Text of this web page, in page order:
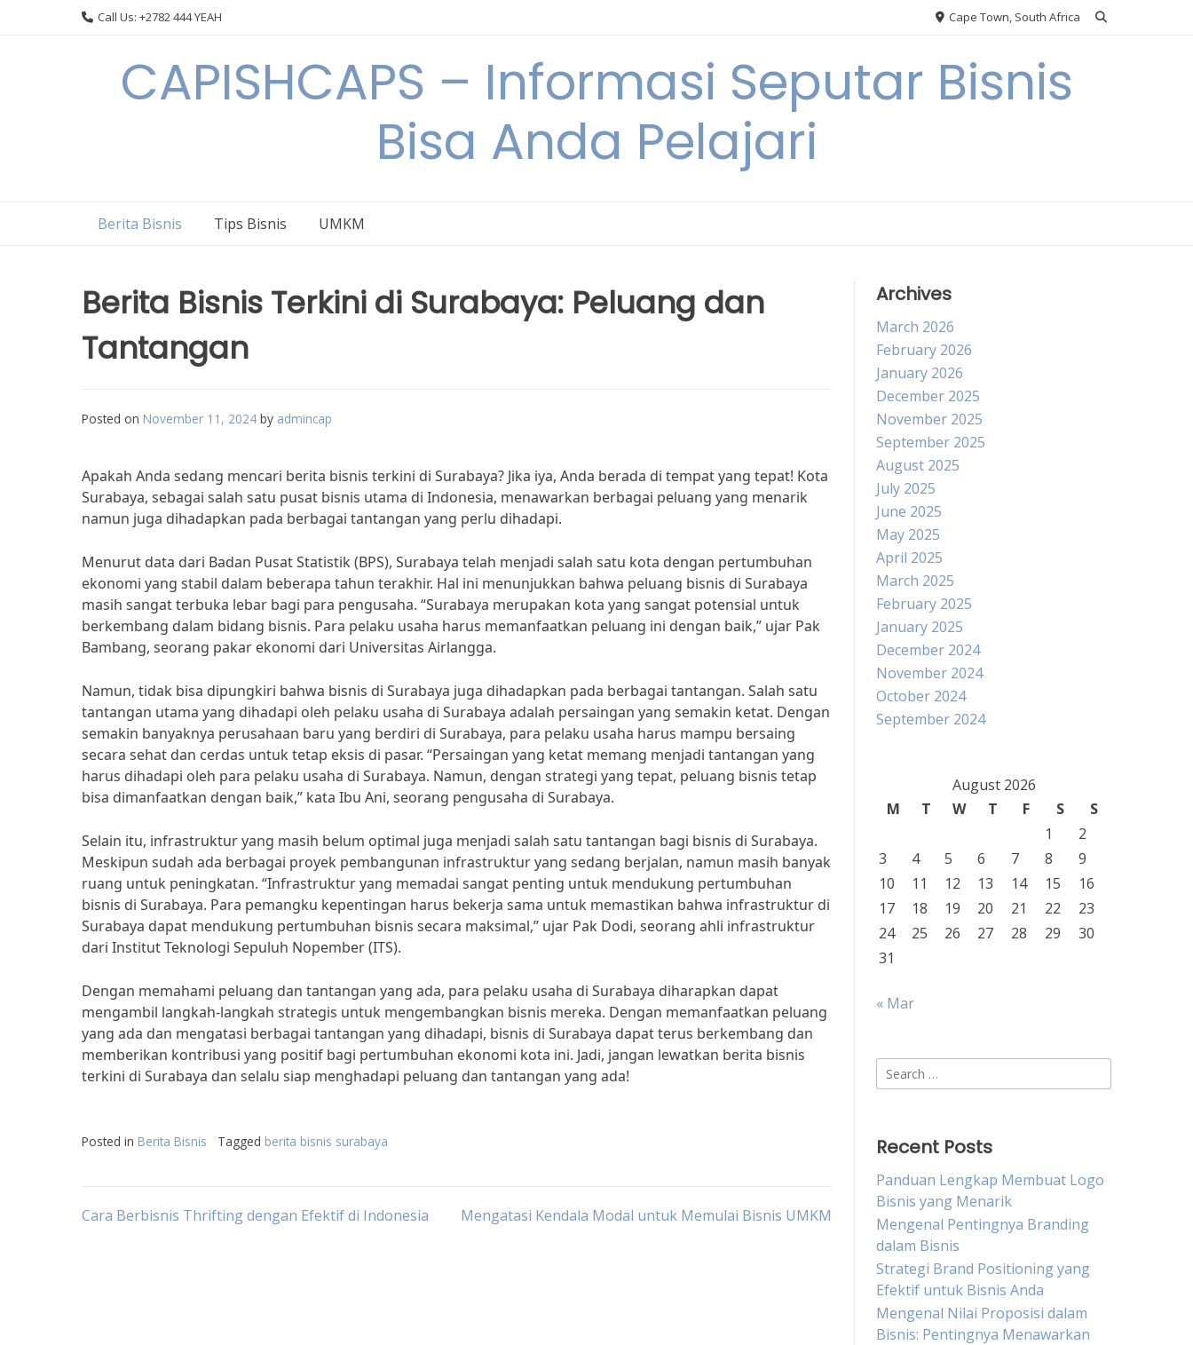
Call Us: +2782 444 YEAH Cape Town, South Africa
CAPISHCAPS – Informasi Seputar Bisnis
Bisa Anda Pelajari
Berita Bisnis Tips Bisnis UMKM
Berita Bisnis Terkini di Surabaya: Peluang dan
Tantangan
Posted on November 11, 2024 by admincap
Apakah Anda sedang mencari berita bisnis terkini di Surabaya? Jika iya, Anda berada di tempat yang tepat! Kota
Surabaya, sebagai salah satu pusat bisnis utama di Indonesia, menawarkan berbagai peluang yang menarik
namun juga dihadapkan pada berbagai tantangan yang perlu dihadapi.
Menurut data dari Badan Pusat Statistik (BPS), Surabaya telah menjadi salah satu kota dengan pertumbuhan
ekonomi yang stabil dalam beberapa tahun terakhir. Hal ini menunjukkan bahwa peluang bisnis di Surabaya
masih sangat terbuka lebar bagi para pengusaha. “Surabaya merupakan kota yang sangat potensial untuk
berkembang dalam bidang bisnis. Para pelaku usaha harus memanfaatkan peluang ini dengan baik,” ujar Pak
Bambang, seorang pakar ekonomi dari Universitas Airlangga.
Namun, tidak bisa dipungkiri bahwa bisnis di Surabaya juga dihadapkan pada berbagai tantangan. Salah satu
tantangan utama yang dihadapi oleh pelaku usaha di Surabaya adalah persaingan yang semakin ketat. Dengan
semakin banyaknya perusahaan baru yang berdiri di Surabaya, para pelaku usaha harus mampu bersaing
secara sehat dan cerdas untuk tetap eksis di pasar. “Persaingan yang ketat memang menjadi tantangan yang
harus dihadapi oleh para pelaku usaha di Surabaya. Namun, dengan strategi yang tepat, peluang bisnis tetap
bisa dimanfaatkan dengan baik,” kata Ibu Ani, seorang pengusaha di Surabaya.
Selain itu, infrastruktur yang masih belum optimal juga menjadi salah satu tantangan bagi bisnis di Surabaya.
Meskipun sudah ada berbagai proyek pembangunan infrastruktur yang sedang berjalan, namun masih banyak
ruang untuk peningkatan. “Infrastruktur yang memadai sangat penting untuk mendukung pertumbuhan
bisnis di Surabaya. Para pemangku kepentingan harus bekerja sama untuk memastikan bahwa infrastruktur di
Surabaya dapat mendukung pertumbuhan bisnis secara maksimal,” ujar Pak Dodi, seorang ahli infrastruktur
dari Institut Teknologi Sepuluh Nopember (ITS).
Dengan memahami peluang dan tantangan yang ada, para pelaku usaha di Surabaya diharapkan dapat
mengambil langkah-langkah strategis untuk mengembangkan bisnis mereka. Dengan memanfaatkan peluang
yang ada dan mengatasi berbagai tantangan yang dihadapi, bisnis di Surabaya dapat terus berkembang dan
memberikan kontribusi yang positif bagi pertumbuhan ekonomi kota ini. Jadi, jangan lewatkan berita bisnis
terkini di Surabaya dan selalu siap menghadapi peluang dan tantangan yang ada!
Posted in Berita Bisnis Tagged berita bisnis surabaya
Post
Cara Berbisnis Thrifting dengan Efektif di Indonesia Mengatasi Kendala Modal untuk Memulai Bisnis UMKM
Archives
March 2026
February 2026
January 2026
December 2025
November 2025
September 2025
August 2025
July 2025
June 2025
May 2025
April 2025
March 2025
February 2025
January 2025
December 2024
November 2024
October 2024
September 2024
August 2026
M
T W T F S
S
1
2
3
4 5 6 7 8
9
10
11 12 13 14 15
16
17
18 19 20 21 22
23
24
25 26 27 28 29
30
31
« Mar
Search
for:
Recent Posts
Panduan Lengkap Membuat Logo
Bisnis yang Menarik
Mengenal Pentingnya Branding
dalam Bisnis
Strategi Brand Positioning yang
Efektif untuk Bisnis Anda
Mengenal Nilai Proposisi dalam
Bisnis: Pentingnya Menawarkan